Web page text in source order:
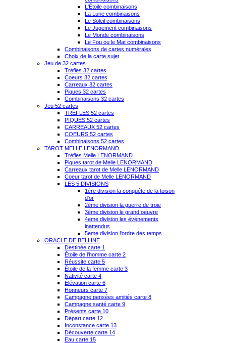
L'Étoile combinaisons
La Lune combinaisons
Le Soleil combinaisons
Le Jugement combinaisons
Le Monde combinaisons
Le Fou ou le Mat combinaisons
Combinaisons de cartes numérales
Choix de la carte sujet
Jeu de 32 cartes
Trèfles 32 cartes
Coeurs 32 cartes
Carreaux 32 cartes
Piques 32 cartes
Combinaisons 32 cartes
Jeu 52 cartes
TRÈFLES 52 cartes
PIQUES 52 cartes
CARREAUX 52 cartes
COEURS 52 cartes
Combinaisons 52 cartes
TAROT MELLE LENORMAND
Trèfles Melle LENORMAND
Piques tarot de Melle LENORMAND
Carreaux tarot de Melle LENORMAND
Coeur tarot de Melle LENORMAND
LES 5 DIVISIONS
1ère division la conquête de la toison
d'or
2ème division la guerre de troie
3ème division le grand oeuvre
4eme division les événements
inattendus
5eme division l'ordre des temps
ORACLE DE BELLINE
Destinée carte 1
Étoile de l'homme carte 2
Réussite carte 5
Étoile de la femme carte 3
Nativité carte 4
Élévation carte 6
Honneurs carte 7
Campagne pensées amitiés carte 8
Campagne santé carte 9
Présents carte 10
Départ carte 12
Inconstance carte 13
Découverte carte 14
Eau carte 15